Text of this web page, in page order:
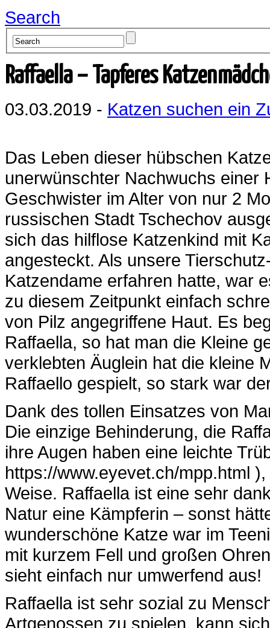
Search
Raffaella – Tapferes
03.03.2019 - Katzen suchen ein
Das Leben dieser hübschen
unerwünschter Nachwuchs einer
Geschwister im Alter von nur 2
russischen Stadt Tschechov
sich das hilflose Katzenkind mit
angesteckt. Als unsere
Katzendame erfahren hatte, war
zu diesem Zeitpunkt einfach
von Pilz angegriffene Haut. Es
Raffaella, so hat man die Kleine
verklebten Äuglein hat die kleine
Raffaello gespielt, so stark war
Dank des tollen Einsatzes von
Die einzige Behinderung, die
ihre Augen haben eine leichte
https://www.eyevet.ch/mpp.html
Weise. Raffaella ist eine sehr
Natur eine Kämpferin – sonst
wunderschöne Katze war im
mit kurzem Fell und großen
sieht einfach nur umwerfend aus!
Raffaella ist sehr sozial zu
Artgenossen zu spielen, kann